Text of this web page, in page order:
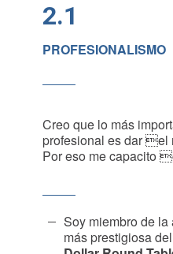
2.1
PROFESIONALISMO
Creo que lo más
profesional es dar el
Por eso me capacito
Soy miembro de
más prestigiosa